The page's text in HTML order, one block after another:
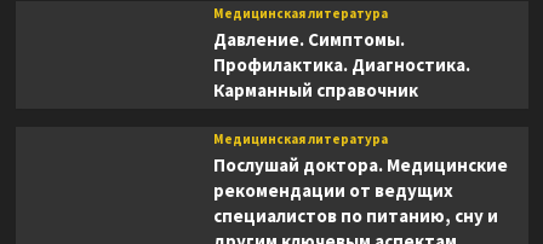
Медицинская литература
Давление. Симптомы.
Профилактика. Диагностика.
Карманный справочник
Медицинская литература
Послушай доктора. Медицинские
рекомендации от ведущих
специалистов по питанию, сну и